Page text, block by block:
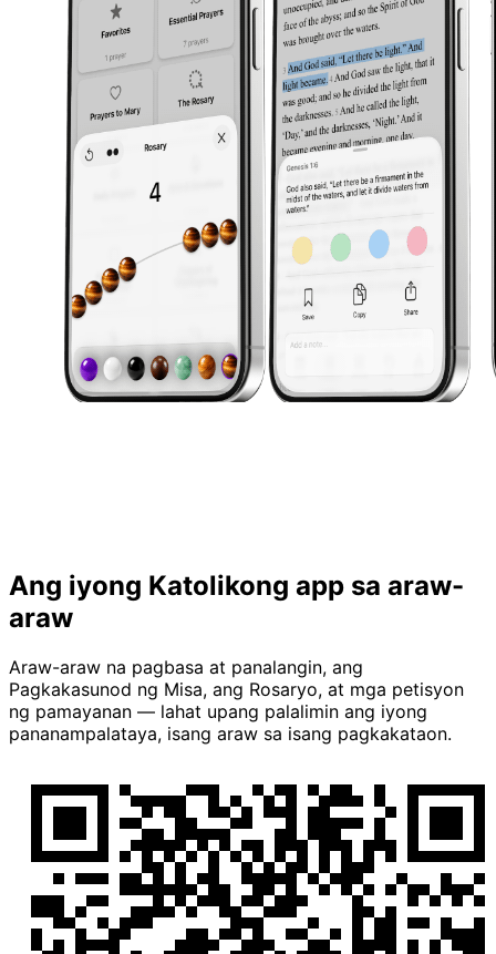
Ang iyong Katolikong app sa araw-
araw
Araw-araw na pagbasa at panalangin, ang
Pagkakasunod ng Misa, ang Rosaryo, at mga petisyon
ng pamayanan — lahat upang palalimin ang iyong
pananampalataya, isang araw sa isang pagkakataon.